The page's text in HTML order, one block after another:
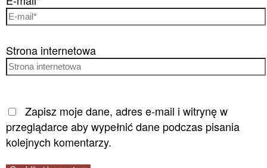
Strona internetowa
Zapisz moje dane, adres e-mail i witrynę w
przeglądarce aby wypełnić dane podczas pisania
kolejnych komentarzy.